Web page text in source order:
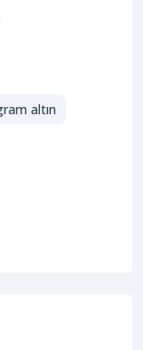
altın